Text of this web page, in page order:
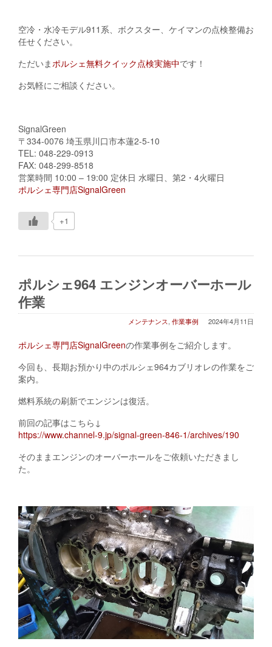
空冷・水冷モデル911系、ボクスター、ケイマンの点検整備お
任せください。
ただいまポルシェ無料クイック点検実施中です！
お気軽にご相談ください。
SignalGreen
〒334-0076 埼玉県川口市本蓮2-5-10
TEL: 048-229-0913
FAX: 048-299-8518
営業時間 10:00 – 19:00 定休日 水曜日、第2・4火曜日
ポルシェ専門店SignalGreen
+1
ポルシェ964 エンジンオーバーホール
作業
2024年4月11日
メンテナンス,作業事例
ポルシェ専門店SignalGreenの作業事例をご紹介します。
今回も、長期お預かり中のポルシェ964カブリオレの作業をご
案内。
燃料系統の刷新でエンジンは復活。
前回の記事はこちら↓
https://www.channel-9.jp/signal-green-846-1/archives/190
そのままエンジンのオーバーホールをご依頼いただきまし
た。